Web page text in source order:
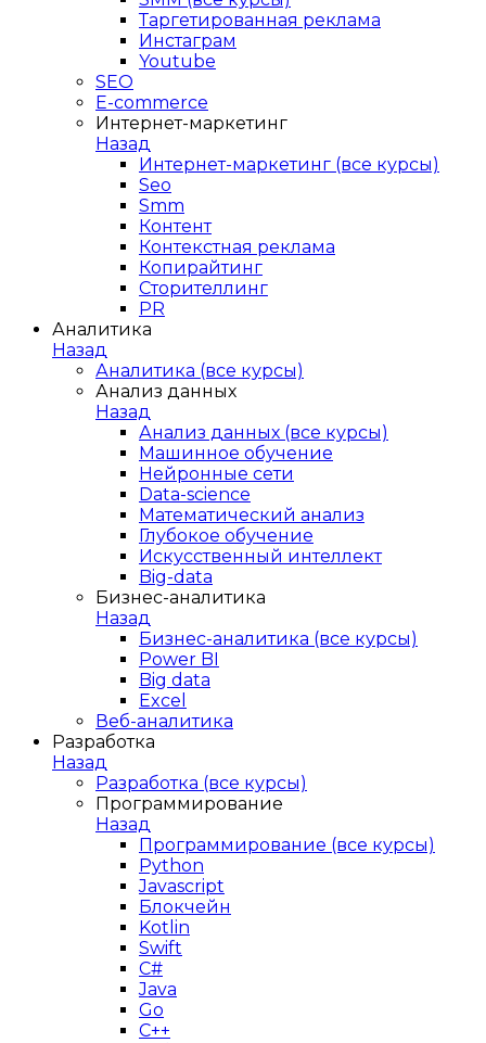
Таргетированная реклама
Инстаграм
Youtube
SEO
E-сommerce
Интернет-маркетинг
Назад
Интернет-маркетинг (все курсы)
Seo
Smm
Контент
Контекстная реклама
Копирайтинг
Сторителлинг
PR
Аналитика
Назад
Аналитика (все курсы)
Анализ данных
Назад
Анализ данных (все курсы)
Машинное обучение
Нейронные сети
Data-science
Математический анализ
Глубокое обучение
Искусственный интеллект
Big-data
Бизнес-аналитика
Назад
Бизнес-аналитика (все курсы)
Power BI
Big data
Excel
Веб-аналитика
Разработка
Назад
Разработка (все курсы)
Программирование
Назад
Программирование (все курсы)
Python
Javascript
Блокчейн
Kotlin
Swift
C#
Java
Go
C++